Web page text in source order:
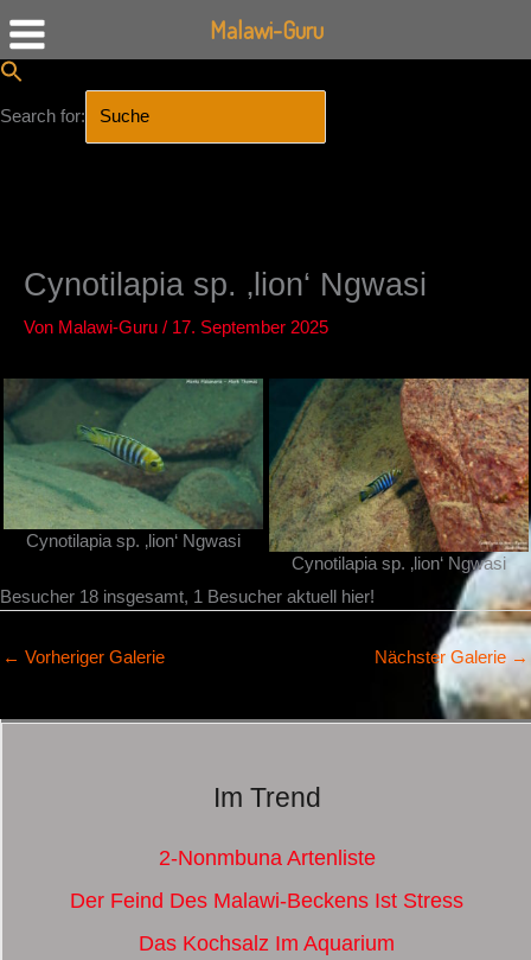
Search for:
Cynotilapia sp. ‚lion‘ Ngwasi
Von Malawi-Guru / 17. September 2025
Cynotilapia sp. ‚lion‘ Ngwasi
Cynotilapia sp. ‚lion‘ Ngwasi
Besucher 18 insgesamt, 1 Besucher aktuell hier!
← Vorheriger Galerie Nächster Galerie →
Im Trend
2-Nonmbuna Artenliste
Der Feind Des Malawi-Beckens Ist Stress
Das Kochsalz Im Aquarium
Malawi-Guru